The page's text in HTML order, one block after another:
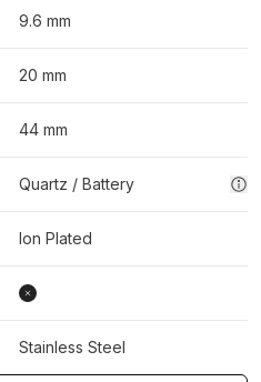
9.6 mm
20 mm
44 mm
Quartz / Battery
Ion Plated
Stainless Steel